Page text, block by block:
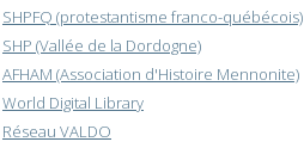
SHPFQ (protestantisme franco-québécois)
SHP (Vallée de la Dordogne)
AFHAM (Association d'Histoire Mennonite)
World Digital Library
Réseau VALDO